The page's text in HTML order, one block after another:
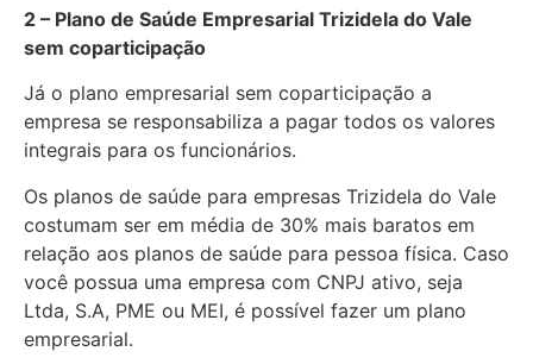
2 – Plano de Saúde Empresarial Trizidela do Vale
sem coparticipação
Já o plano empresarial sem coparticipação a
empresa se responsabiliza a pagar todos os valores
integrais para os funcionários.
Os planos de saúde para empresas Trizidela do Vale
costumam ser em média de 30% mais baratos em
relação aos planos de saúde para pessoa física. Caso
você possua uma empresa com CNPJ ativo, seja
Ltda, S.A, PME ou MEI, é possível fazer um plano
empresarial.